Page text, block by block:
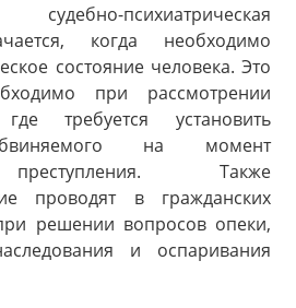
психиатрическая
когда необходимо
состояние человека. Это
при рассмотрении
требуется установить
на момент
Также
проводят в гражданских
решении вопросов опеки,
и оспаривания